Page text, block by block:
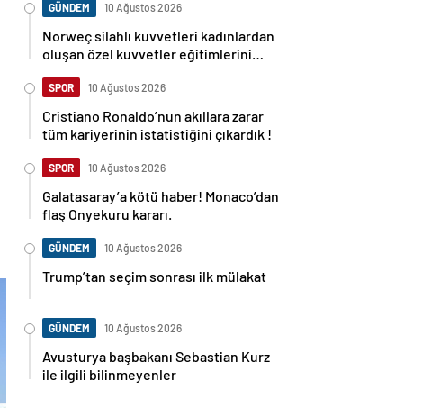
GÜNDEM 10 Ağustos 2026
Norweç silahlı kuvvetleri kadınlardan
oluşan özel kuvvetler eğitimlerini
SPOR 10 Ağustos 2026
Cristiano Ronaldo’nun akıllara zarar
tüm kariyerinin istatistiğini çıkardık !
SPOR 10 Ağustos 2026
Galatasaray’a kötü haber! Monaco’dan
flaş Onyekuru kararı.
GÜNDEM 10 Ağustos 2026
Trump’tan seçim sonrası ilk mülakat
GÜNDEM 10 Ağustos 2026
Avusturya başbakanı Sebastian Kurz
ile ilgili bilinmeyenler